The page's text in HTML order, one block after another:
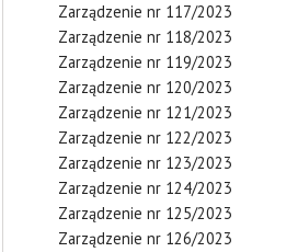
Zarządzenie nr 117/2023
Zarządzenie nr 118/2023
Zarządzenie nr 119/2023
Zarządzenie nr 120/2023
Zarządzenie nr 121/2023
Zarządzenie nr 122/2023
Zarządzenie nr 123/2023
Zarządzenie nr 124/2023
Zarządzenie nr 125/2023
Zarządzenie nr 126/2023